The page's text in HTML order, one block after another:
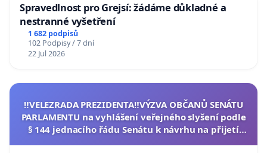
Spravedlnost pro Grejsí: žádáme důkladné a
nestranné vyšetření
1 682 podpisů
102 Podpisy / 7 dní
22 Jul 2026
‼️VELEZRADA PREZIDENTA‼️VÝZVA OBČANŮ SENÁTU
PARLAMENTU na vyhlášení veřejného slyšení podle
§ 144 jednacího řádu Senátu k návrhu na přijetí